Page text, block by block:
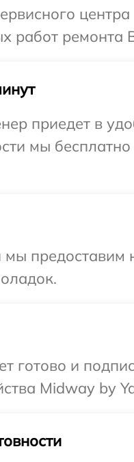
работ ремонта
приедет в
мы
предоставим
готово и
Midway by